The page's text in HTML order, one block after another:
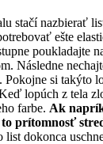
stačí nazbierať
ešte
poukladajte
Následne
Pokojne si takýto
lopúch z tela
farbe. Ak
to prítomnosť
list dokonca